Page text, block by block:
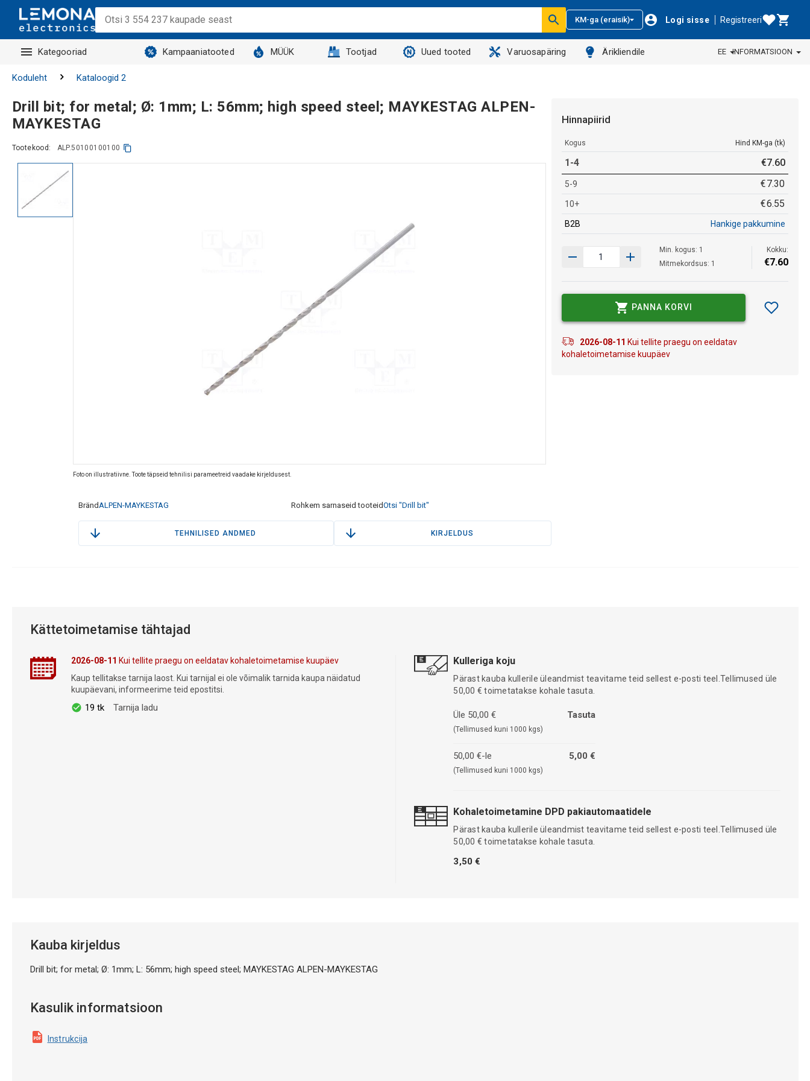
KM-ga (eraisik) Logi sisse Registreeri
Kategooriad Kampaaniatooted MÜÜK Tootjad Uued tooted Varuosapäring Ärikliendile EE INFORMATSIOON
Koduleht Kataloogid 2
Drill bit; for metal; Ø: 1mm; L: 56mm; high speed steel; MAYKESTAG ALPEN-
MAYKESTAG
Tootekood: ALP.50100100100
Foto on illustratiivne. Toote täpseid tehnilisi parameetreid vaadake kirjeldusest.
BrändALPEN-MAYKESTAG Rohkem sarnaseid tooteidOtsi "Drill bit"
TEHNILISED ANDMED KIRJELDUS
Hinnapiirid
Kogus Hind KM-ga (tk)
1-4 €7.60
5-9 €7.30
10+ €6.55
B2B Hankige pakkumine
Min. kogus: 1
Mitmekordsus: 1
Kokku:
€7.60
PANNA KORVI
2026-08-11 Kui tellite praegu on eeldatav
kohaletoimetamise kuupäev
Kättetoimetamise tähtajad
2026-08-11 Kui tellite praegu on eeldatav kohaletoimetamise kuupäev
Kaup tellitakse tarnija laost. Kui tarnijal ei ole võimalik tarnida kaupa näidatud
kuupäevani, informeerime teid epostitsi.
19 tk Tarnija ladu
Kulleriga koju
Pärast kauba kullerile üleandmist teavitame teid sellest e-posti teel.Tellimused üle
50,00 € toimetatakse kohale tasuta.
Üle 50,00 €
(Tellimused kuni 1000 kgs)
Tasuta
50,00 €-le
(Tellimused kuni 1000 kgs)
5,00 €
Kohaletoimetamine DPD pakiautomaatidele
Pärast kauba kullerile üleandmist teavitame teid sellest e-posti teel.Tellimused üle
50,00 € toimetatakse kohale tasuta.
3,50 €
Kauba kirjeldus
Drill bit; for metal; Ø: 1mm; L: 56mm; high speed steel; MAYKESTAG ALPEN-MAYKESTAG
Kasulik informatsioon
Instrukcija